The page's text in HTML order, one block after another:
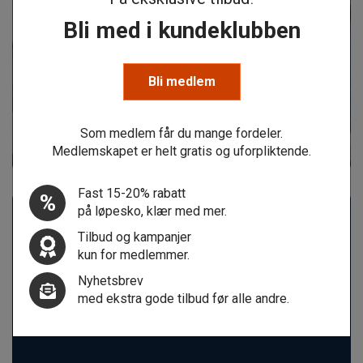
Bli med i kundeklubben
Bli medlem
Som medlem får du mange fordeler.
Medlemskapet er helt gratis og uforpliktende.
Fast 15-20% rabatt
på løpesko, klær med mer.
Tilbud og kampanjer
kun for medlemmer.
Nyhetsbrev
med ekstra gode tilbud før alle andre.